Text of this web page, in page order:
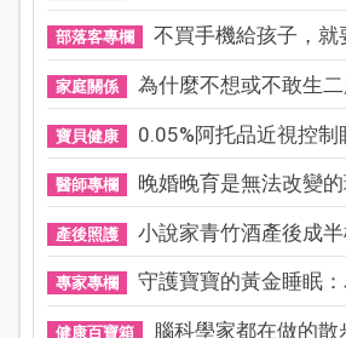
部落客專欄 不買手機給孩子，就
家庭關係 為什麼不想或不敢生
寶貝健康 0.05%阿托品近視控制
醫師專欄 晚婚晚育是無法改變
產後照護 小說家青竹酒產後成半
專家專欄 守護寶寶的黃金睡眠
健康百寶箱 腦科學家都在做的散